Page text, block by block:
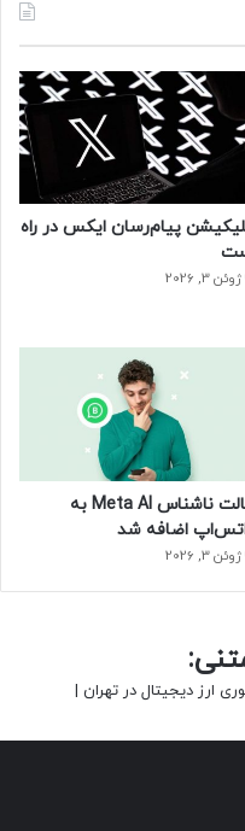
پیام‌رسان ایکس در راه
ژوئن 3, 2026
حالت ناشناس Meta AI به
اضافه شد
ژوئن 3, 2026
ارز دیجیتال در تهران |